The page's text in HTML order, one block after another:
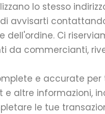
lo stesso
avvisarti
Ci
da commercianti,
e accurate
altre informazioni,
le tue